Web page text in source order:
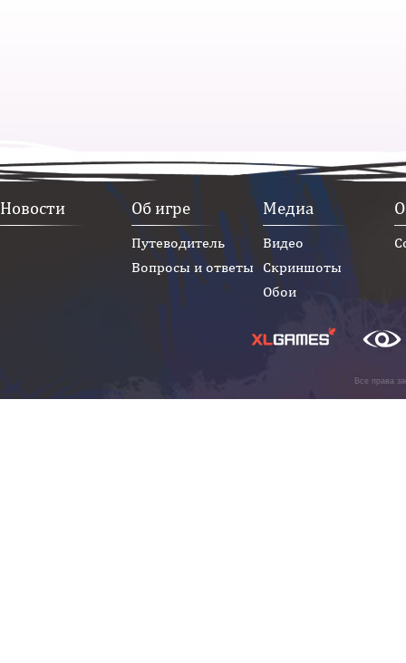
Новости Об игре
Путеводитель
Вопросы и ответы
Медиа
Видео
Скриншоты
Обои
Все права